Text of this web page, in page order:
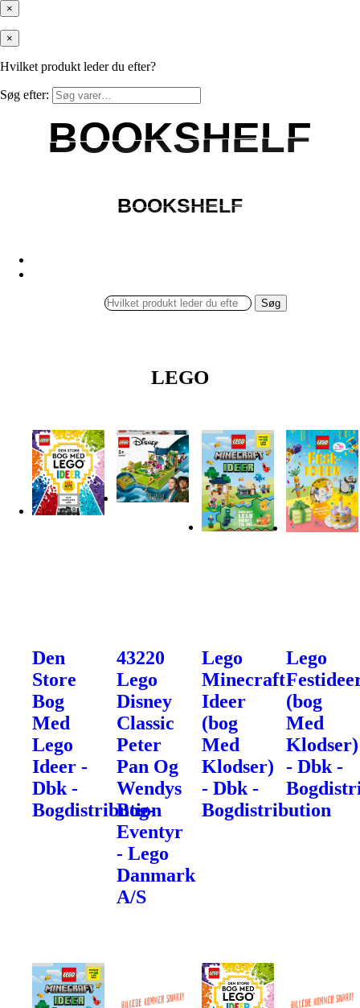
×
×
Hvilket produkt leder du efter?
Søg efter:
BOOKSHELF
BOOKSHELF
BOOKSHELF
BOOKSHELF
Søg
LEGO
Den
Store
Bog
Med
Lego
Ideer -
Dbk -
Bogdistribution
43220
Lego
Disney
Classic
Peter
Pan Og
Wendys
Bog-
Eventyr
- Lego
Danmark
A/S
Lego
Minecraft
Ideer
(bog
Med
Klodser)
- Dbk -
Bogdistribution
Lego
(bog
Med
Klodser)
- Dbk -